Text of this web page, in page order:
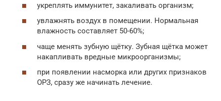
укреплять иммунитет, закаливать организм;
увлажнять воздух в помещении. Нормальная
влажность составляет 50-60%;
чаще менять зубную щётку. Зубная щётка может
накапливать вредные микроорганизмы;
при появлении насморка или других признаков
ОРЗ, сразу же начинать лечение.